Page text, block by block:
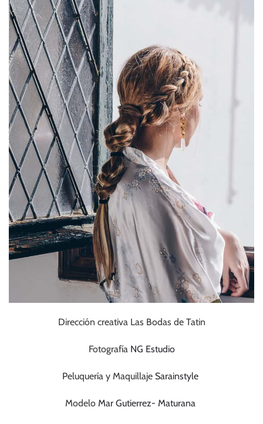
Dirección creativa Las Bodas de Tatin
FotografíaNG Estudio
Peluquería y Maquillaje Sarainstyle
Modelo Mar Gutierrez- Maturana